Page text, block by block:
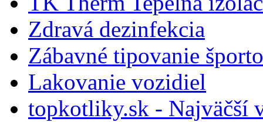
Zdravá dezinfekcia
Zábavné tipovanie
Lakovanie vozidiel
topkotliky.sk - Najväčší